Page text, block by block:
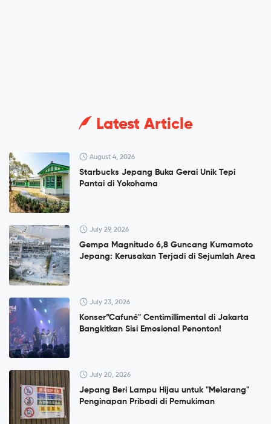
Latest Article
August 4, 2026
Starbucks Jepang Buka Gerai Unik Tepi
Pantai di Yokohama
July 29, 2026
Gempa Magnitudo 6,8 Guncang Kumamoto
Jepang: Kerusakan Terjadi di Sejumlah Area
July 23, 2026
Konser”Cafuné" Centimillimental di Jakarta
Bangkitkan Sisi Emosional Penonton!
July 20, 2026
Jepang Beri Lampu Hijau untuk "Melarang"
Penginapan Pribadi di Pemukiman